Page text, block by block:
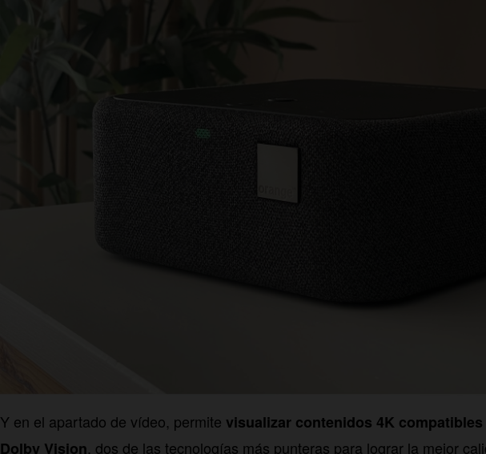
Y en el apartado de vídeo, permite visualizar contenidos 4K compatibles
Dolby Vision, dos de las tecnologías más punteras para lograr la mejor